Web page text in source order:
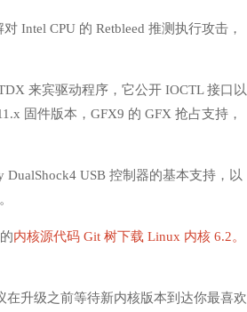
Intel CPU 的 Retbleed 推测执行攻击，
来宾驱动程序，它公开 IOCTL 接口以
固件版本，GFX9 的 GFX 抢占支持，
USB 控制器的基本支持，以
内核源代码 Git 树下载 Linux 内核 6.2。
升级之前等待新内核版本到达你最喜欢